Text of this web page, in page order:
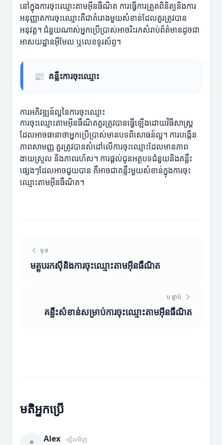
នៅក្នុងការចុះឈ្មោះតាមអ៊ីនធឺណិត ការធ្វើការត្រួតពិនិត្យនិងការ
អនុញ្ញាតការចុះឈ្មោះគឺជាគំរោងមួយសំខាន់ដែលគួរត្រូវបាន
អនុវត្ត។ ជំនួយណាស់អ្នកប្រើប្រាស់អាចរិះរកសំរាប់ព័ត៌មានដូចជា
អាសយដ្ឋានអ៊ីមែល ឬលេខទូរស័ព្ទ។
📰 គន្លឹះការចុះឈ្មោះ
ការអភិវឌ្ឍន៍ល្អនៃការចុះឈ្មោះ
ការចុះឈ្មោះតាមអ៊ីនធឺណិតគួរត្រូវបានធ្វើឡើងដោយវិធីសាស្ត្រ
ដែលអាចធានាថាអ្នកប្រើប្រាស់មានបទពិសោធន៍ល្អ។ ការបង្កើន
ភាពសាមញ្ញ គួរត្រូវបានសំដៅលើការចុះឈ្មោះដែលមានភាព
ងាយស្រួល និងភាពរហ័ស។ ការផ្តល់ជូនអត្ថបទជំនួយនិងគន្លឹះ
ផ្សេងៗដែលអាចជួយបាន គឺអាចជាគន្លឹះមួយសំខាន់ក្នុងការចុះ
ឈ្មោះតាមអ៊ីនធឺណិត។
មុន
មគ្គូបរកស៊ីនិងការចុះឈ្មោះតាមអ៊ីនធឺណិត
បន្ទាប់
គន្លឹះសំខាន់សម្រាប់ការចុះឈ្មោះតាមអ៊ីនធឺណិត
មតិអ្នកប្រើ
Alex ម្សិលមិញ